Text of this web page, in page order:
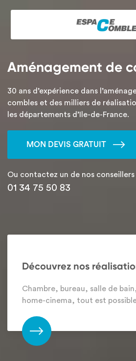
Aménagement de
30 ans d’expérience dans
combles et des milliers de
les départements d’Ile-de-France.
MON DEVIS GRATUIT
Ou contactez un de nos conseillers
01 34 75 50 83
Découvrez nos
Chambre, bureau, salle de
home-cinema, tout est